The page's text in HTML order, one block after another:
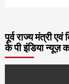
पूर्व राज्य मंत्री
के पी इंडिया न्यूज़